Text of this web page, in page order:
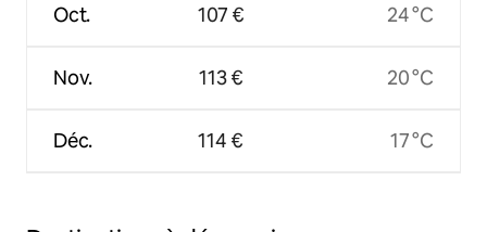
Oct.
Nov.
Déc.
107 €
113 €
114 €
24 °C
20 °C
17 °C